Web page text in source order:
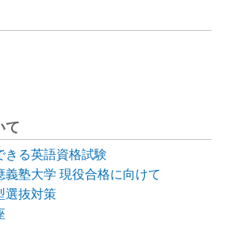
て
きる英語資格試験
義塾大学現役合格に向けて
選抜対策